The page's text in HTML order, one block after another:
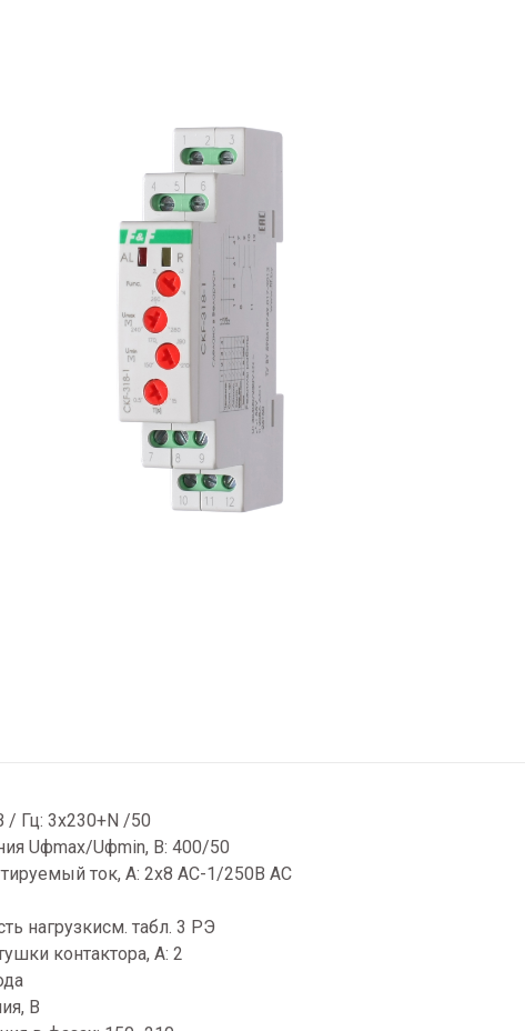
/ Гц: 3x230+N /50
Uфmax/Uфmin, В: 400/50
ток, А: 2х8 AС-1/250В AC
нагрузкисм. табл. 3 РЭ
контактора, А: 2
В